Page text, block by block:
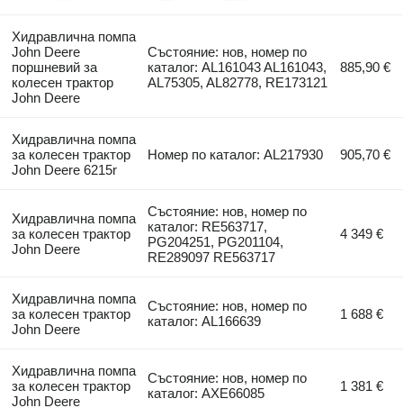
Хидравлична помпа
John Deere
поршневий за
колесен трактор
John Deere
Състояние: нов, номер по
каталог: AL161043 AL161043,
AL75305, AL82778, RE173121
885,90 €
Хидравлична помпа
за колесен трактор
John Deere 6215r
Номер по каталог: AL217930 905,70 €
Хидравлична помпа
за колесен трактор
John Deere
Състояние: нов, номер по
каталог: RE563717,
PG204251, PG201104,
RE289097 RE563717
4 349 €
Хидравлична помпа
за колесен трактор
John Deere
Състояние: нов, номер по
каталог: AL166639
1 688 €
Хидравлична помпа
за колесен трактор
John Deere
Състояние: нов, номер по
каталог: AXE66085
1 381 €